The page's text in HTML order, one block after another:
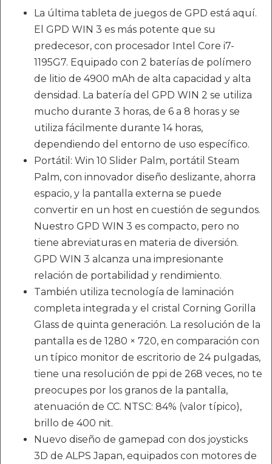
La última tableta de juegos de GPD está aquí.
El GPD WIN 3 es más potente que su
predecesor, con procesador Intel Core i7-
1195G7. Equipado con 2 baterías de polímero
de litio de 4900 mAh de alta capacidad y alta
densidad. La batería del GPD WIN 2 se utiliza
mucho durante 3 horas, de 6 a 8 horas y se
utiliza fácilmente durante 14 horas,
dependiendo del entorno de uso específico.
Portátil: Win 10 Slider Palm, portátil Steam
Palm, con innovador diseño deslizante, ahorra
espacio, y la pantalla externa se puede
convertir en un host en cuestión de segundos.
Nuestro GPD WIN 3 es compacto, pero no
tiene abreviaturas en materia de diversión.
GPD WIN 3 alcanza una impresionante
relación de portabilidad y rendimiento.
También utiliza tecnología de laminación
completa integrada y el cristal Corning Gorilla
Glass de quinta generación. La resolución de la
pantalla es de 1280 × 720, en comparación con
un típico monitor de escritorio de 24 pulgadas,
tiene una resolución de ppi de 268 veces, no te
preocupes por los granos de la pantalla,
atenuación de CC. NTSC: 84% (valor típico),
brillo de 400 nit.
Nuevo diseño de gamepad con dos joysticks
3D de ALPS Japan, equipados con motores de